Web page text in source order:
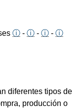
ⓘ - ⓘ - ⓘ - ⓘ
diferentes tipos de
producción o